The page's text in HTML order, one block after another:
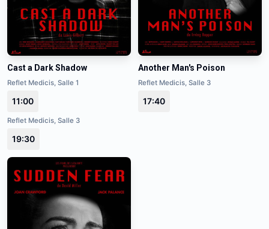
Cast a Dark Shadow
Reflet Medicis, Salle 1
11:00
Reflet Medicis, Salle 3
19:30
Another Man's Poison
Reflet Medicis, Salle 3
17:40